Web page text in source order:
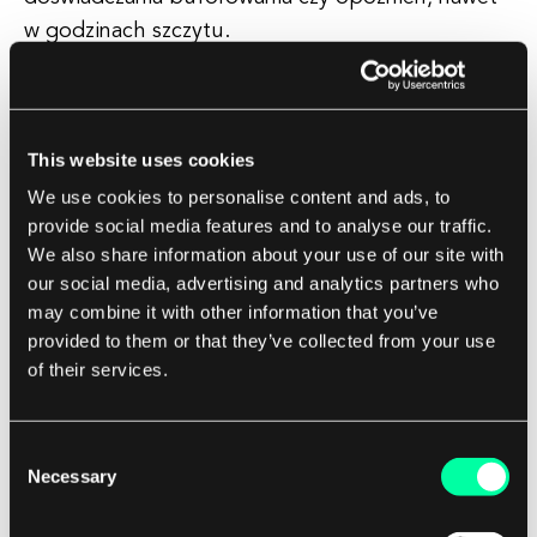
This website uses cookies
We use cookies to personalise content and ads, to
provide social media features and to analyse our traffic.
We also share information about your use of our site with
our social media, advertising and analytics partners who
may combine it with other information that you’ve
provided to them or that they’ve collected from your use
of their services.
Selection
Necessary
w godzinach szczytu.
Streaming oferuje także spersonalizowane i na
co chcesz oglądać lub słuchać, kiedykolwiek
chcesz. Dzięki usługom streamingowym możesz
tworzyć spersonalizowane playlisty, odkrywać
nowe treści na podstawie swoich preferencji, a
nawet otrzymywać rekomendacje dostosowane
do Twojego gustu.
współpracują. Dzięki wzrostowi popularności
platform do wideokonferencji i transmisji na